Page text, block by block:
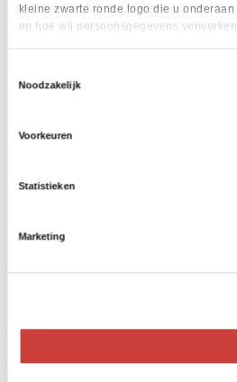
kleine zwarte ronde logo die u
en hoe wij persoonsgegevens
Noodzakelijk
Voorkeuren
Statistieken
Marketing